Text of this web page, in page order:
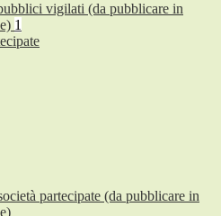
vigilati (da pubblicare in
1
partecipate (da pubblicare in